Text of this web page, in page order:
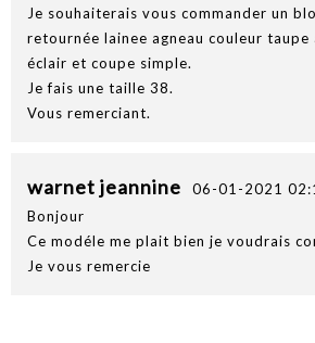
Je souhaiterais vous commander un
retournée lainee agneau couleur taupe
éclair et coupe simple.
Je fais une taille 38.
Vous remerciant.
warnet jeannine 06-01-2021
Bonjour
Ce modéle me plait bien je voudrais
Je vous remercie